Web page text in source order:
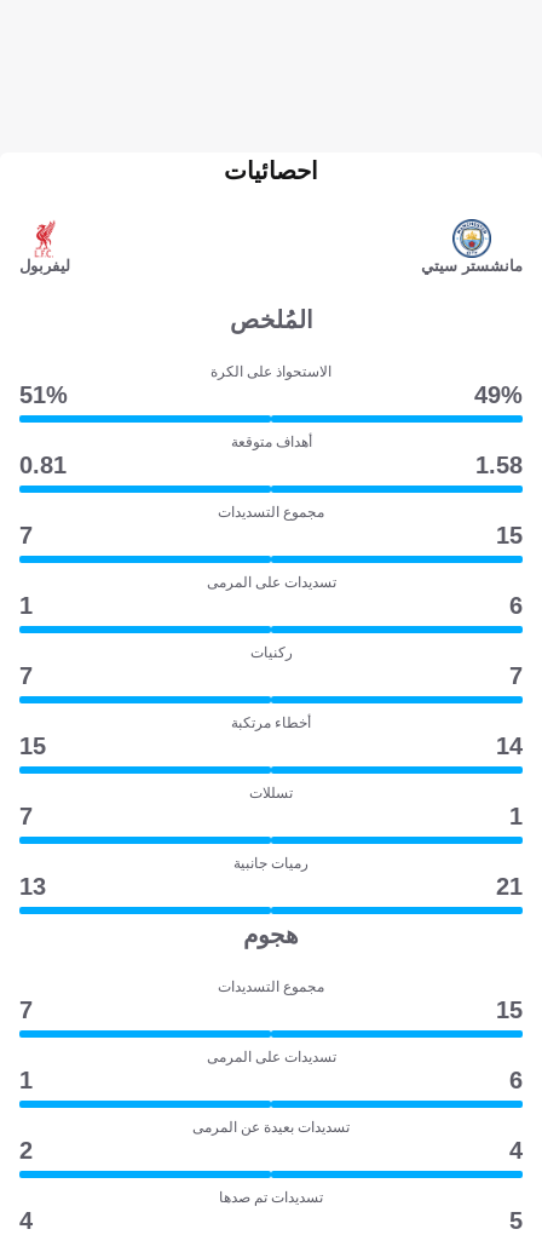
مانشستر سيتي
احصائيات
ليفربول
المُلخص
الاستحواذ على الكرة
49‎%‎
51‎%‎
أهداف متوقعة
1.58
0.81
مجموع التسديدات
15
7
تسديدات على المرمى
6
1
ركنيات
7
7
أخطاء مرتكبة
14
15
تسللات
1
7
رميات جانبية
21
13
هجوم
مجموع التسديدات
15
7
تسديدات على المرمى
6
1
تسديدات بعيدة عن المرمى
4
2
تسديدات تم صدها
5
4